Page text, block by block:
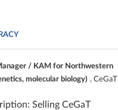
/ KAM for Northwestern
molecular biology) , CeGaT
Selling CeGaT